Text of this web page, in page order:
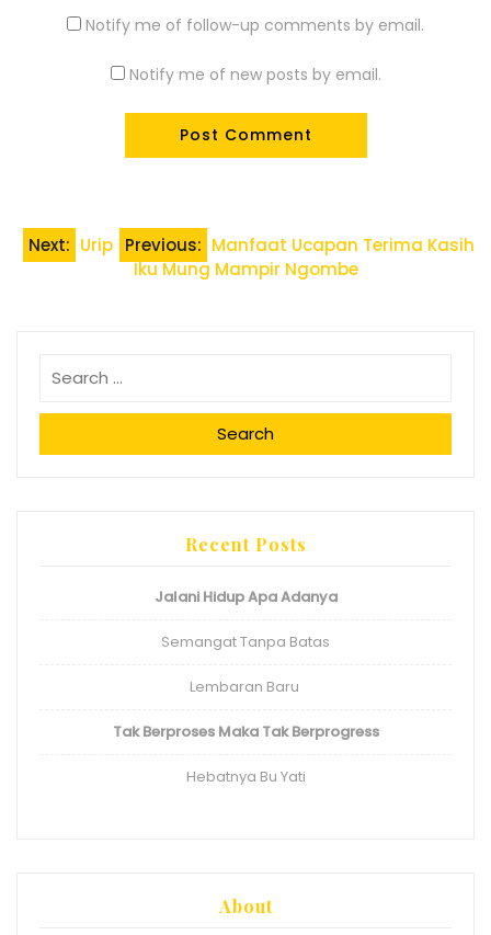
Notify me of follow-up comments by email.
Notify me of new posts by email.
Post
Previous: Manfaat Ucapan Terima Kasih
Next: Urip
Iku Mung Mampir Ngombe
Search
Recent Posts
Jalani Hidup Apa Adanya
Semangat Tanpa Batas
Lembaran Baru
Tak Berproses Maka Tak Berprogress
Hebatnya Bu Yati
About